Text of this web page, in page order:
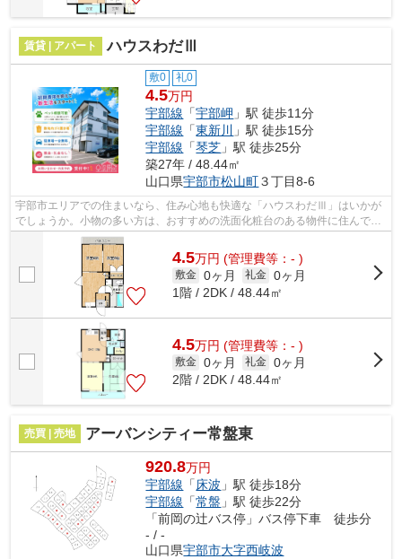
賃貸 | アパート ハウスわだⅢ
敷0 礼0
4.5万円
宇部線 「宇部岬 」駅 徒歩11分
宇部線 「東新川
」駅 徒歩15分
宇部線 「琴芝 」駅 徒歩25分
築27年 / 48.44㎡
山口県宇部市松山町３丁目8-6
宇部市エリアでの住まいなら、住み心地も快適な「ハウスわだⅢ」はいかが
でしょうか。小物の多い方は、おすすめの洗面化粧台のある物件に住んで快
適に朝の身支度をしましょう。最寄りの...
4.5万円 (管理費等：- )
敷金 0ヶ月 礼金 0ヶ月
1階 / 2DK / 48.44㎡
4.5万円 (管理費等：- )
敷金 0ヶ月 礼金 0ヶ月
2階 / 2DK / 48.44㎡
売買 | 売地 アーバンシティー常盤東
920.8万円
宇部線 「 床波 」駅 徒歩18分
宇部線 「常盤 」駅 徒歩22分
「前岡の辻バス停」バス停下車 徒歩分
- / -
山口県宇部市大字西岐波